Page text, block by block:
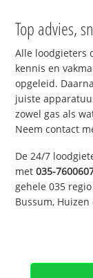
Top advies,
Alle loodgieters
kennis en
opgeleid.
juiste
zowel gas als
Neem contact
De 24/7
met035-
gehele 035
Bussum,